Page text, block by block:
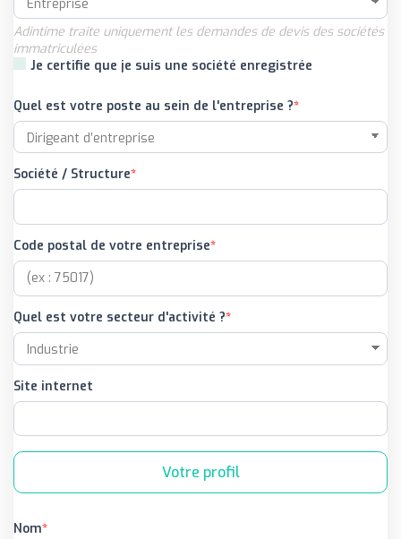
Adintime traite uniquement les demandes de devis des sociétés
immatriculées
Je certifie que je suis une société enregistrée
Quel est votre poste au sein de l'entreprise ?
Société / Structure
Code postal de votre entreprise
Quel est votre secteur d'activité ?
Site internet
Votre profil
Nom